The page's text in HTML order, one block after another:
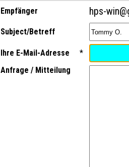
Empfänger hps-
Subject/Betreff
Ihre E-Mail-Adresse
*
Anfrage / Mitteilung